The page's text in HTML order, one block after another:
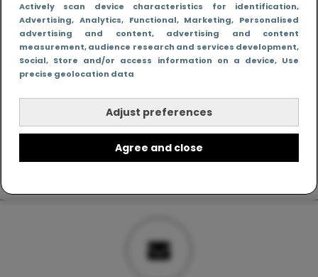
Actively scan device characteristics for identification,
Advertising, Analytics, Functional, Marketing, Personalised
advertising and content, advertising and content
measurement, audience research and services development,
Social, Store and/or access information on a device, Use
precise geolocation data
Adjust preferences
Agree and close